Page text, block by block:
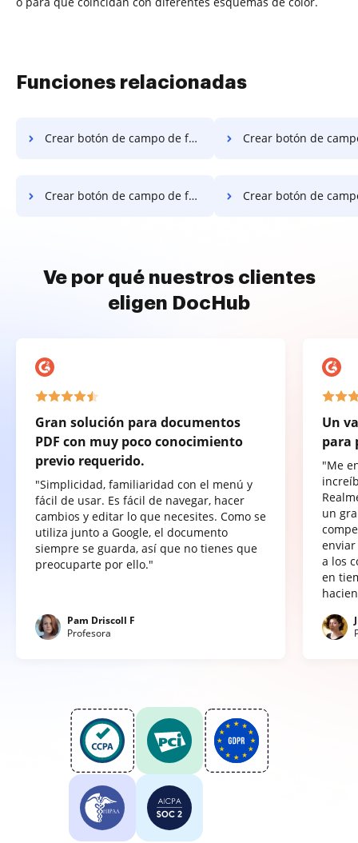
Funciones relacionadas
Crear botón de campo de fórmula a PDF para firma en Mac Crear botón de campo de fórmula a PDF para
Crear botón de campo de fórmula a PDF para firma en el servidor Crear botón de campo de fórmula a PDF para firma
Ve por qué nuestros clientes
eligen DocHub
Gran solución para documentos
PDF con muy poco conocimiento
previo requerido.
"Simplicidad, familiaridad con el menú y
fácil de usar. Es fácil de navegar, hacer
cambios y editar lo que necesites. Como se
utiliza junto a Google, el documento
siempre se guarda, así que no tienes que
preocuparte por ello."
Pam Driscoll F
Profesora
Un
para
"Me
un
a los
en